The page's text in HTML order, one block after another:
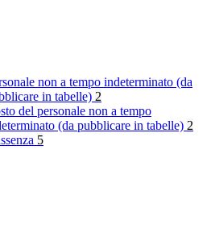
non a tempo indeterminato (da
in tabelle) 2
del personale non a tempo
(da pubblicare in tabelle) 2
5